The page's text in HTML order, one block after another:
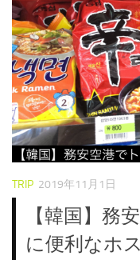
TRIP 2019年11月1日
【韓国】務
に便利なホ